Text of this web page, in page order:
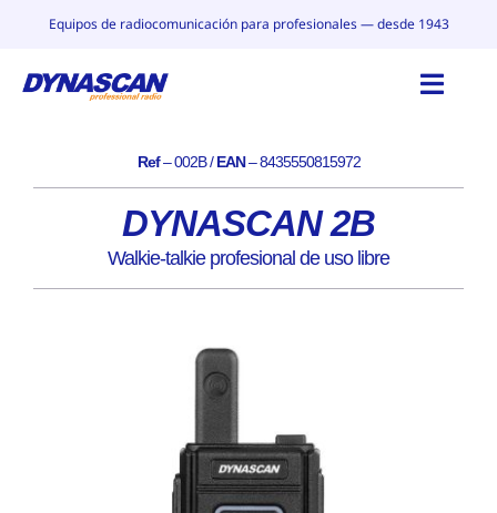
Saltar
contenido
Equipos de radiocomunicación para profesionales — desde 1943
POR QUÉ DYNASCAN
Ref– 002B /EAN– 8435550815972
DYNASCAN 2B
Walkie-talkie profesional de uso libre